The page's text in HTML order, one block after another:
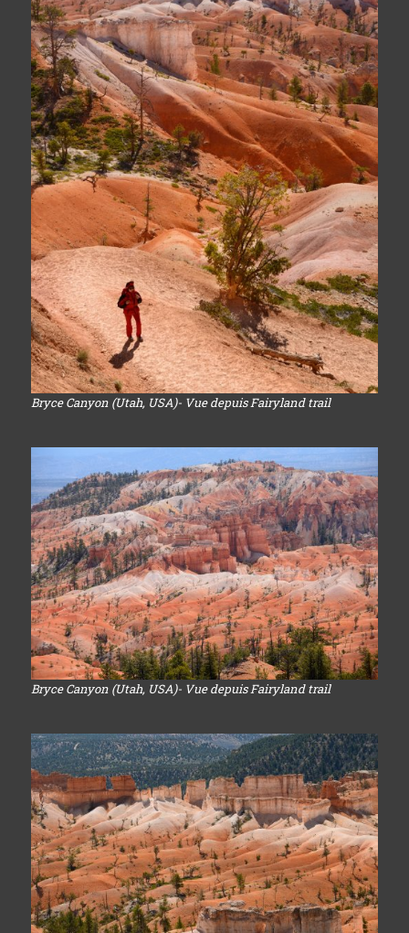
Bryce Canyon (Utah, USA)- Vue depuis Fairyland trail
Bryce Canyon (Utah, USA)- Vue depuis Fairyland trail